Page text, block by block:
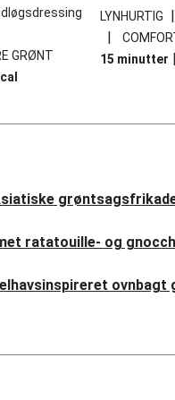
GRØNT
LYNHURTIG
|
|
15 minutter |
ratatouille- og
ovnbagt